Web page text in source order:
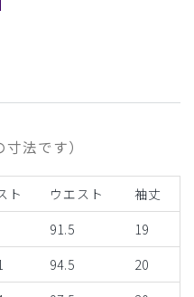
寸法です）
ト ウエスト
袖丈
91.5
19
94.5
20